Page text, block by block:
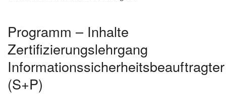
Programm – Inhalte
Zertifizierungslehrgang
Informationssicherheitsbeauftragter
(S+P)